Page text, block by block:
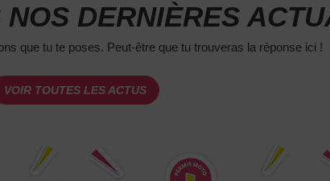
DERNIÈRES
que tu te poses. Peut-être que tu trouveras la réponse ici !
VOIR TOUTES LES ACTUS